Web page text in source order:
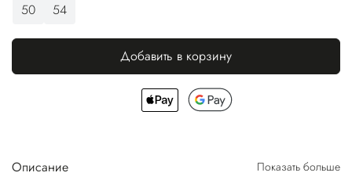
50
54
Добавить в корзину
Описание Показать больше